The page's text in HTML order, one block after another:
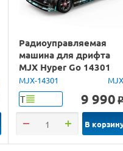
Радиоуправляемая
машина для дрифта
MJX Hyper Go 14301
Brushless 4WD 2.4G
LED 1/14 RTR
MJX-14301 MJX
Т 9 990 o
В